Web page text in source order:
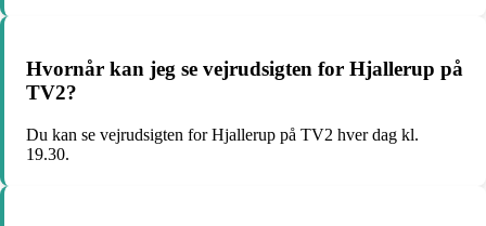
Hvornår kan jeg se vejrudsigten for Hjallerup på
TV2?
Du kan se vejrudsigten for Hjallerup på TV2 hver dag kl.
19.30.